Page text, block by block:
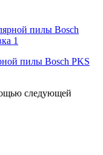
пилы Bosch PKS
следующей